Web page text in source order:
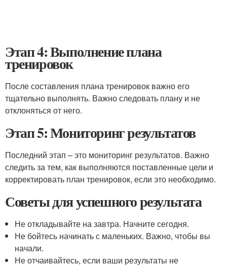
Этап 4: Выполнение плана
тренировок
После составления плана тренировок важно его
тщательно выполнять. Важно следовать плану и не
отклоняться от него.
Этап 5: Мониторинг результатов
Последний этап – это мониторинг результатов. Важно
следить за тем, как выполняются поставленные цели и
корректировать план тренировок, если это необходимо.
Советы для успешного результата
Не откладывайте на завтра. Начните сегодня.
Не бойтесь начинать с маленьких. Важно, чтобы вы
начали.
Не отчаивайтесь, если ваши результаты не